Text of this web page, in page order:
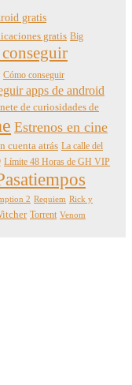
gratis
gratis Big
Cómo conseguir
apps de android
de curiosidades de
Estrenos en cine
cuenta atrás La calle del
Límite 48 Horas de GH VIP
2 Requiem Rick y
Torrent Venom